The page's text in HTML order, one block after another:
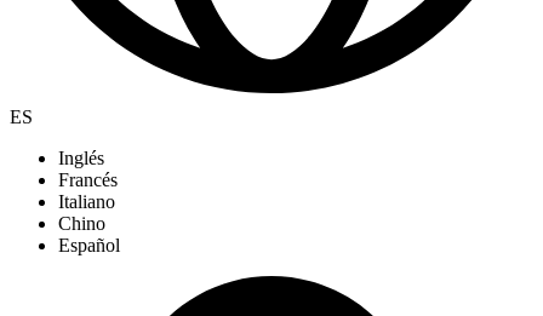
ES
Inglés
Francés
Italiano
Chino
Español